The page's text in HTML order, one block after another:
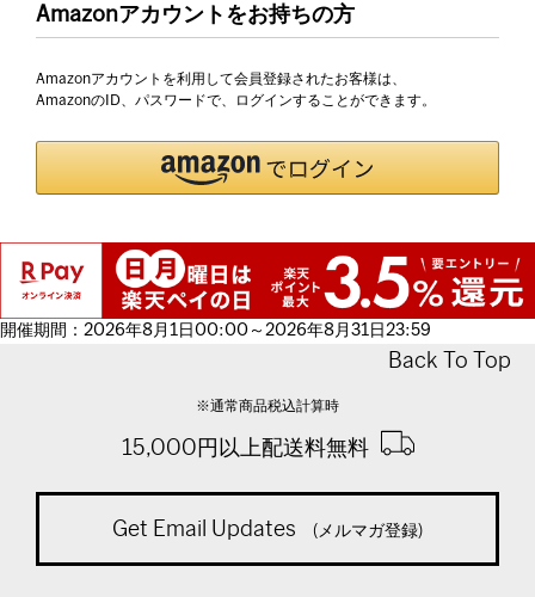
Amazonアカウントをお持ちの方
Amazonアカウントを利用して会員登録されたお客様は、
AmazonのID、パスワードで、ログインすることができます。
開催期間：2026年8月1日00:00～2026年8月31日23:59
Back To Top
※通常商品税込計算時
15,000円以上配送料無料
Get Email Updates (メルマガ登録)